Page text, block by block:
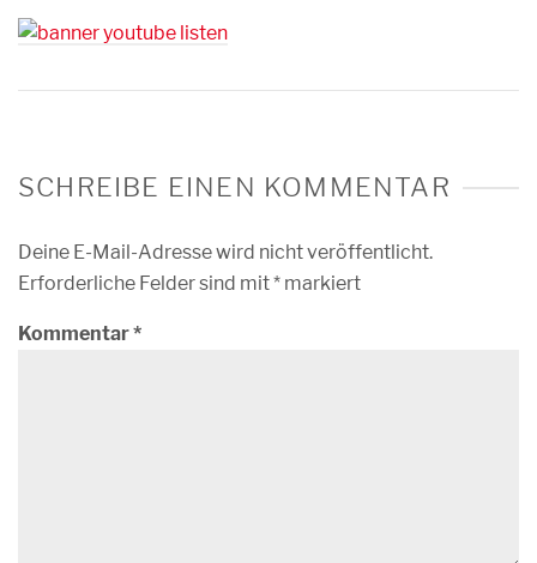
SCHREIBE EINEN KOMMENTAR
Deine E-Mail-Adresse wird nicht veröffentlicht.
Erforderliche Felder sind mit* markiert
Kommentar*